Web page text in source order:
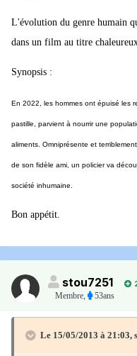
L'évolution du genre humain
dans un film au titre
Synopsis :
En 2022, les hommes ont épuisé les
pastille, parvient à nourrir une
aliments. Omniprésente et
de son fidèle ami, un policier va
société inhumaine.
Bon appétit.
stou7251
Membre, 53ans
Le 15/05/2013 à 21:03,